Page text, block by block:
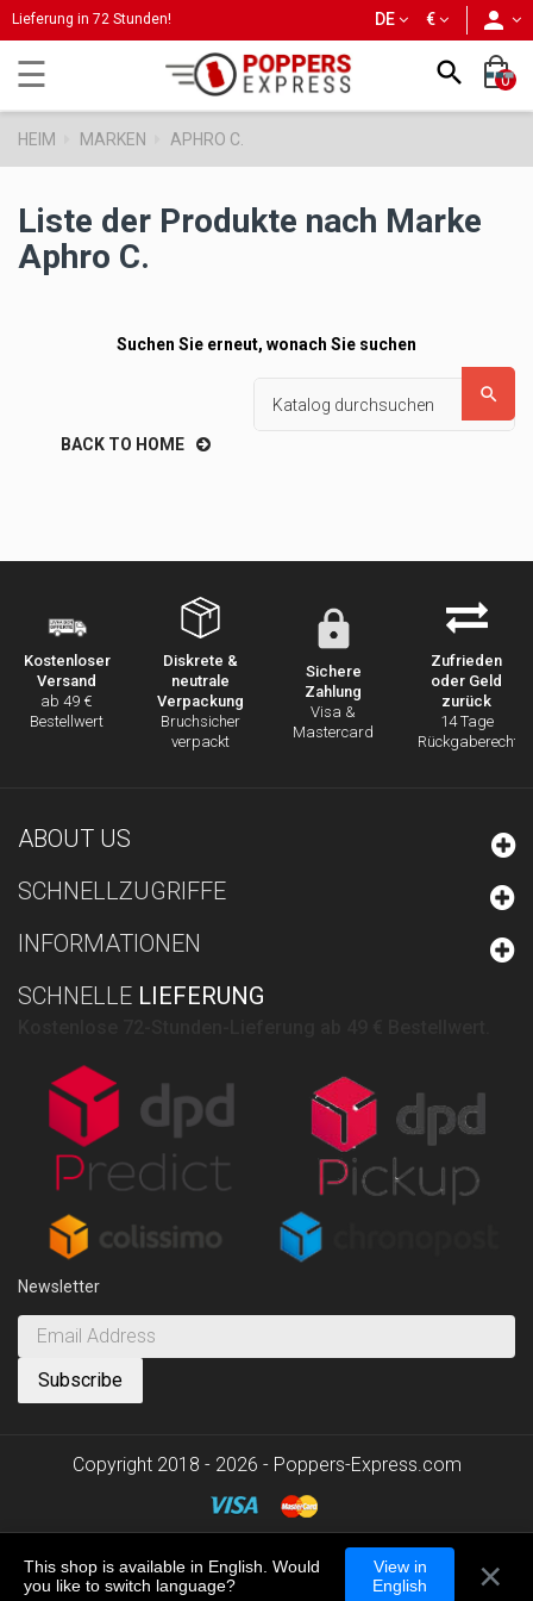
Lieferung in 72 Stunden! €
DE
Umschalten
der
Navigation
☰  0
HEIM MARKEN APHRO C.
Liste der Produkte nach Marke
Aphro C.
Suchen Sie erneut, wonach Sie suchen

BACK TO HOME
Kostenloser
Versand
ab 49 €
Bestellwert
Diskrete &
neutrale
Verpackung
Bruchsicher
verpackt
Sichere
Zahlung
Visa &
Mastercard
Zufrieden
oder Geld
zurück
14 Tage
Rückgaberecht
ABOUT US
SCHNELLZUGRIFFE
INFORMATIONEN
SCHNELLE LIEFERUNG
Newsletter
Copyright 2018 - 2026 - Poppers-Express.com
This shop is available in English. Would
you like to switch language?
View in
English
×